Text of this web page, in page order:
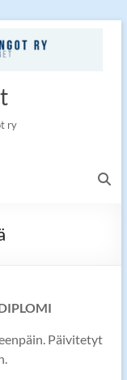
ry
Päivitetyt